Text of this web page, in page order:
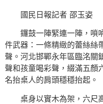
國民日報記者 邵玉姿
鑼鼓一陣緊連一陣，嗩
件武器：一條精緻的蕾絲絲
聲。河北邯鄲永年區臨洺關
聲和孩童喝彩聲，綴滿五顏
名抬桌人的肩頭穩穩抬起。
桌身以實木為架，六尺